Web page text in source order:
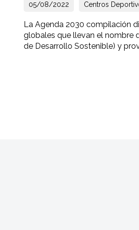
05/08/2022 Centros
La Agenda 2030 compilación
globales que llevan el nombre
de Desarrollo Sostenible) y